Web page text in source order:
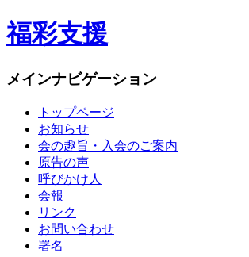
福彩支援
メインナビゲーション
トップページ
お知らせ
会の趣旨・入会のご案内
原告の声
呼びかけ人
会報
リンク
お問い合わせ
署名